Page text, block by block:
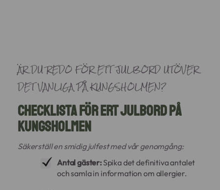
ÄR DU REDO FÖR ETT JULBORD UTÖVER
DET VANLIGA PÅ KUNGSHOLMEN?
Checklista för ert julbord på
Kungsholmen
Säkerställ en smidig julfest med vår genomgång:
Antal gäster:Spika det definitiva antalet
och samla in information om allergier.